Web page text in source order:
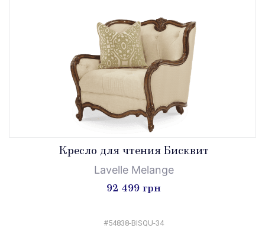
Кресло для чтения Бисквит
Lavelle Melange
92 499 грн
#54838-BISQU-34